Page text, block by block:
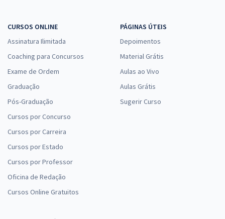
CURSOS ONLINE
Assinatura Ilimitada
Coaching para Concursos
Exame de Ordem
Graduação
Pós-Graduação
Cursos por Concurso
Cursos por Carreira
Cursos por Estado
Cursos por Professor
Oficina de Redação
Cursos Online Gratuitos
PÁGINAS ÚTEIS
Depoimentos
Material Grátis
Aulas ao Vivo
Aulas Grátis
Sugerir Curso